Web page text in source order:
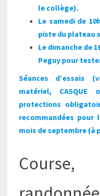
le collège).
Le samedi de
piste du plateau
Le dimanche de
Peguy pour
Séances d’essais
matériel, CASQUE
protections
recommandées
mois de septembre (à